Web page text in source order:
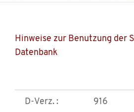
Hinweise zur Benutzung der
Datenbank
D-Verz. : 916